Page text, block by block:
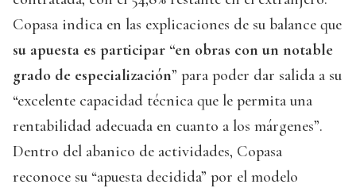
Copasa indica en las explicaciones de su balance que
su apuesta es participar “en obras con un notable
grado de especialización” para poder dar salida a su
“excelente capacidad técnica que le permita una
rentabilidad adecuada en cuanto a los márgenes”.
Dentro del abanico de actividades, Copasa
reconoce su “apuesta decidida” por el modelo